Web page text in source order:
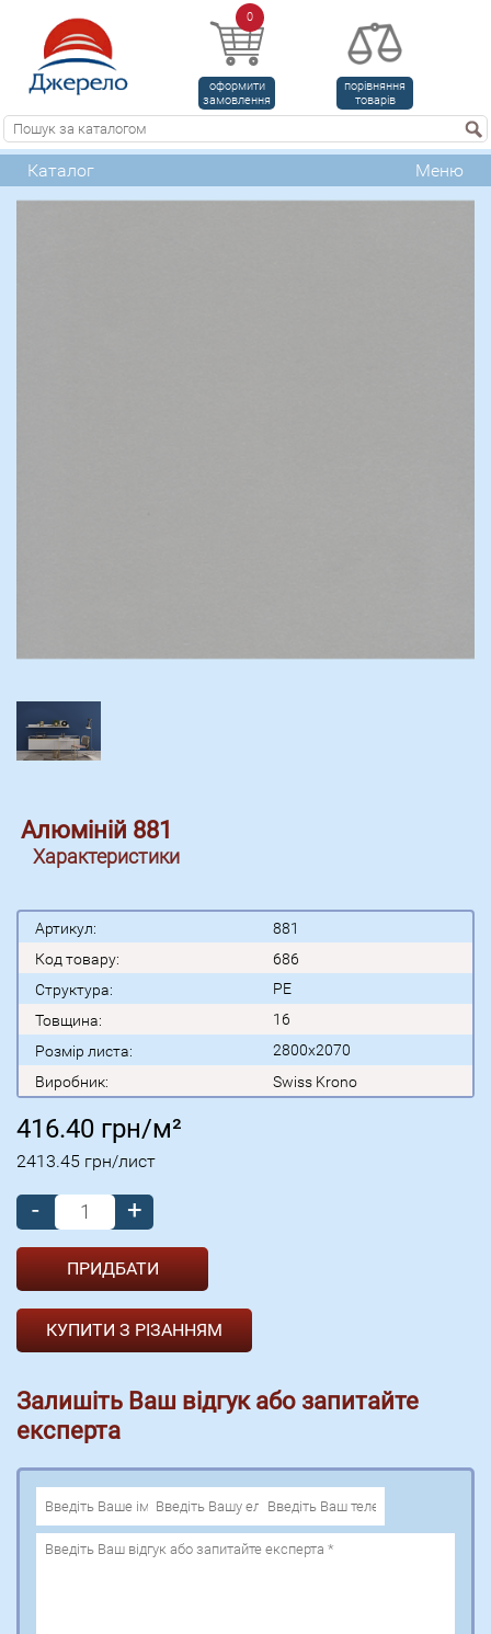
0
оформити
замовлення
порівняння
товарів
Каталог Меню
Алюміній 881
Характеристики
Артикул:
881
Код товару:
686
Структура:
PE
Товщина:
16
Розмір листа:
2800x2070
Виробник:
Swiss Krono
416.40 грн/м²
2413.45 грн/лист
- +
КУПИТИ З РІЗАННЯМ
Залишіть Ваш відгук або запитайте
експерта